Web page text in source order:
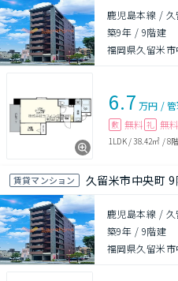
鹿児島本線 /
築9年 / 9階建
福岡県久留米市
6.7 万円 /
敷 無料 礼 無料
1LDK/38.42㎡ /8階
賃貸マンション 久留米市中央町
鹿児島本線 /
築9年 / 9階建
福岡県久留米市